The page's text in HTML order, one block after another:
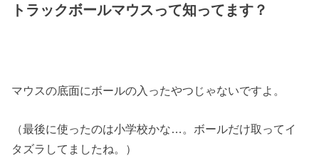
トラックボールマウスって知ってます？
マウスの底面にボールの入ったやつじゃないですよ。
（最後に使ったのは小学校かな…。ボールだけ取ってイ
タズラしてましたね。）